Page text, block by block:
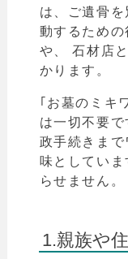
は、ご遺骨
動するための
や、 石材店
かります。
｢お墓のミキ
は一切不要
政手続きま
味としてい
らせません。
1.親族や